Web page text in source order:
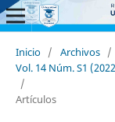
Inicio / Archivos /
Vol. 14 Núm. S1
/
Artículos